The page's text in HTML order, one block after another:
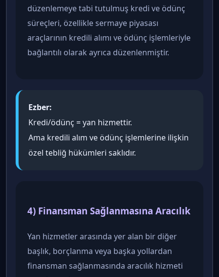
düzenlemeye tabi tutulmuş kredi ve ödünç
süreçleri, özellikle sermaye piyasası
araçlarının kredili alımı ve ödünç işlemleriyle
bağlantılı olarak ayrıca düzenlenmiştir.
Ezber:
Kredi/ödünç = yan hizmettir.
Ama kredili alım ve ödünç işlemlerine ilişkin
özel tebliğ hükümleri saklıdır.
4) Finansman Sağlanmasına Aracılık
Yan hizmetler arasında yer alan bir diğer
başlık, borçlanma veya başka yollardan
finansman sağlanmasında aracılık hizmeti